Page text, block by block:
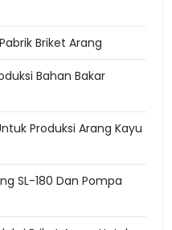
Briket Arang
Bahan Bakar
Produksi Arang Kayu
SL-180 Dan Pompa